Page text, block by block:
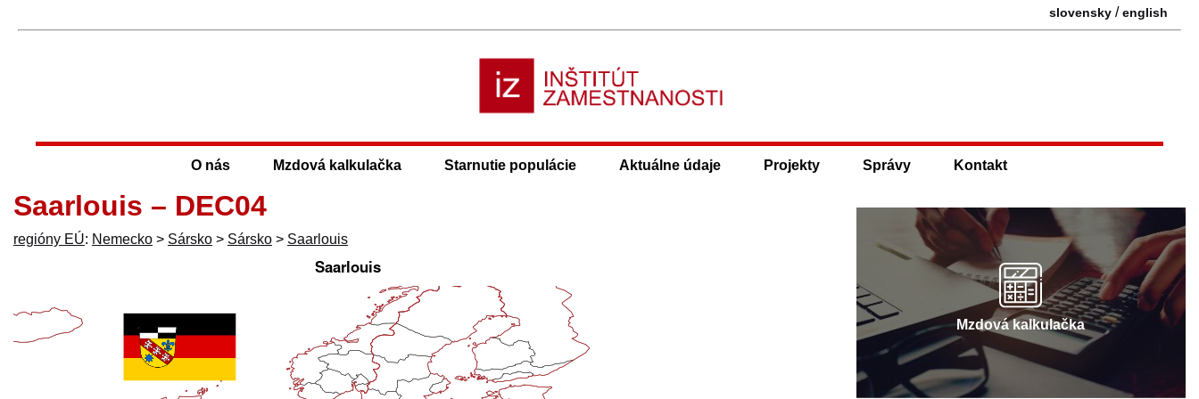
slovensky /english
O nás Mzdová kalkulačka Starnutie populácie Aktuálne údaje Projekty Správy Kontakt
Saarlouis – DEC04
regióny EÚ: Nemecko > Sársko > Sársko > Saarlouis
Mzdová kalkulačka